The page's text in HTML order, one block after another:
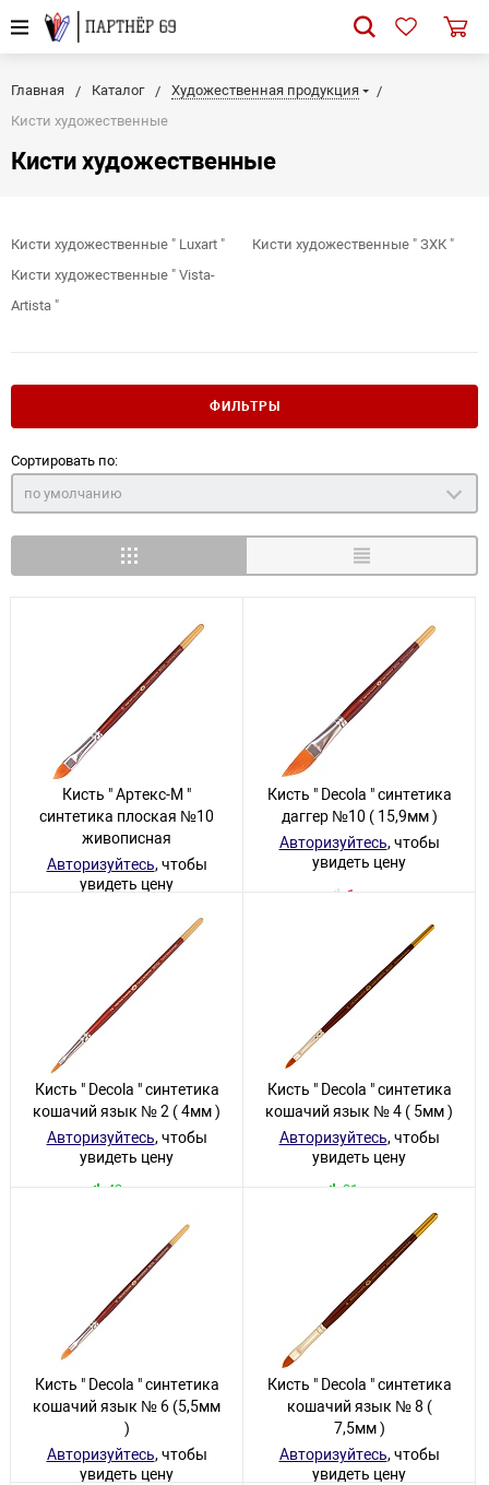
Главная Каталог
Художественная продукция
Кисти художественные
Кисти художественные
Кисти художественные " Luxart "
Кисти художественные " Vista-
Artista "
Кисти художественные " ЗХК "
ФИЛЬТРЫ
Сортировать по:
по умолчанию
Кисть " Артекс-М "
синтетика плоская №10
живописная
Авторизуйтесь, чтобы
увидеть цену
Кисть " Decola " синтетика
даггер №10 ( 15,9мм )
Авторизуйтесь, чтобы
увидеть цену
1 товар
Кисть " Decola " синтетика
кошачий язык № 2 ( 4мм )
Авторизуйтесь, чтобы
увидеть цену
43 товара
Кисть " Decola " синтетика
кошачий язык № 4 ( 5мм )
Авторизуйтесь, чтобы
увидеть цену
31 товар
Кисть " Decola " синтетика
кошачий язык № 6 (5,5мм
)
Авторизуйтесь, чтобы
увидеть цену
Кисть " Decola " синтетика
кошачий язык № 8 (
7,5мм )
Авторизуйтесь, чтобы
увидеть цену